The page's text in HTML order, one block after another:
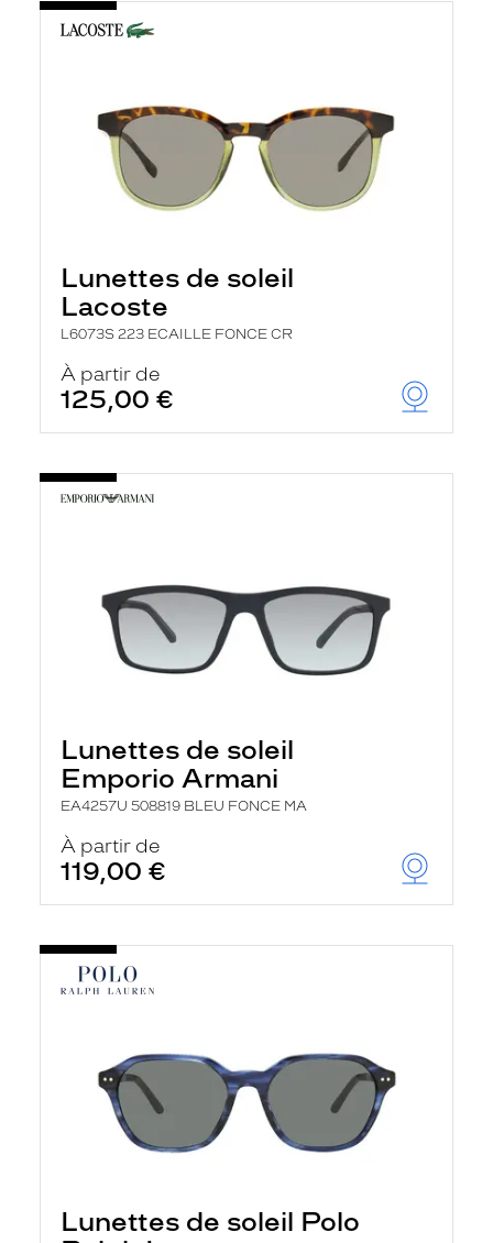
Lunettes de soleil
Lacoste
L6073S 223 ECAILLE FONCE CR
À partir de
125,00 €
Lunettes de soleil
Emporio Armani
EA4257U 508819 BLEU FONCE MA
À partir de
119,00 €
Lunettes de soleil Polo